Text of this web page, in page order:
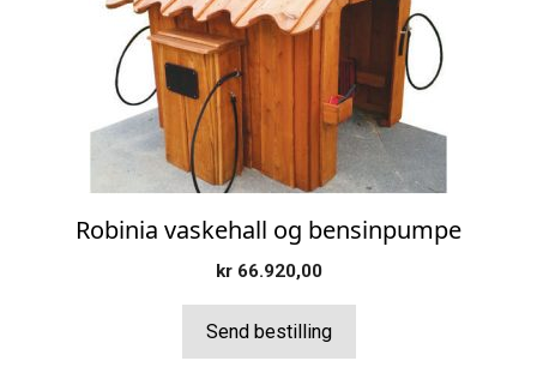
Robinia vaskehall og bensinpumpe
kr66.920,00
Send bestilling